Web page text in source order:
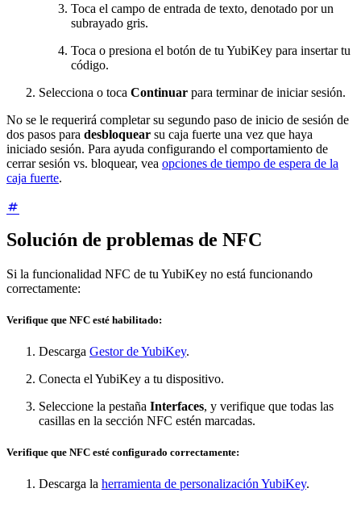
Toca el campo de entrada de texto, denotado por un
subrayado gris.
Toca o presiona el botón de tu YubiKey para insertar tu
código.
Selecciona o toca Continuar para terminar de iniciar sesión.
No se le requerirá completar su segundo paso de inicio de sesión de
dos pasos para desbloquear su caja fuerte una vez que haya
iniciado sesión. Para ayuda configurando el comportamiento de
cerrar sesión vs. bloquear, vea opciones de tiempo de espera de la
caja fuerte.
Solución de problemas de NFC
Si la funcionalidad NFC de tu YubiKey no está funcionando
correctamente:
Verifique que NFC esté habilitado:
Descarga Gestor de YubiKey.
Conecta el YubiKey a tu dispositivo.
Seleccione la pestaña Interfaces, y verifique que todas las
casillas en la sección NFC estén marcadas.
Verifique que NFC esté configurado correctamente:
Descarga la herramienta de personalización YubiKey.